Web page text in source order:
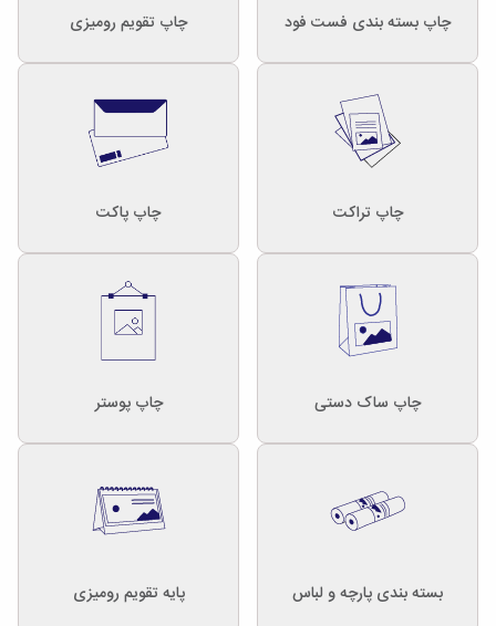
چاپ بسته بندی فست فود چاپ تقویم رومیزی
چاپ تراکت چاپ پاکت
چاپ ساک دستی چاپ پوستر
بسته بندی پارچه و لباس پایه تقویم رومیزی